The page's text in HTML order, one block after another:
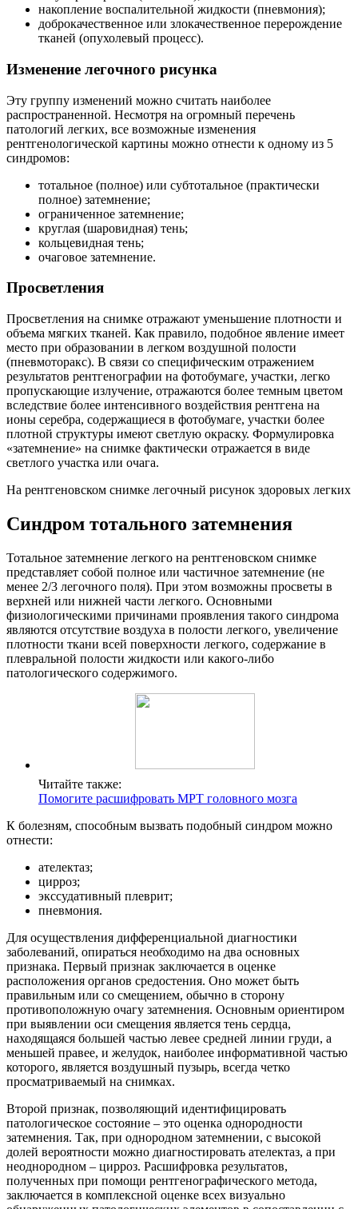
накопление воспалительной жидкости (пневмония);
доброкачественное или злокачественное перерождение
тканей (опухолевый процесс).
Изменение легочного рисунка
Эту группу изменений можно считать наиболее
распространенной. Несмотря на огромный перечень
патологий легких, все возможные изменения
рентгенологической картины можно отнести к одному из 5
синдромов:
тотальное (полное) или субтотальное (практически
полное) затемнение;
ограниченное затемнение;
круглая (шаровидная) тень;
кольцевидная тень;
очаговое затемнение.
Просветления
Просветления на снимке отражают уменьшение плотности и
объема мягких тканей. Как правило, подобное явление имеет
место при образовании в легком воздушной полости
(пневмоторакс). В связи со специфическим отражением
результатов рентгенографии на фотобумаге, участки, легко
пропускающие излучение, отражаются более темным цветом
вследствие более интенсивного воздействия рентгена на
ионы серебра, содержащиеся в фотобумаге, участки более
плотной структуры имеют светлую окраску. Формулировка
«затемнение» на снимке фактически отражается в виде
светлого участка или очага.
На рентгеновском снимке легочный рисунок здоровых легких
Синдром тотального затемнения
Тотальное затемнение легкого на рентгеновском снимке
представляет собой полное или частичное затемнение (не
менее 2/3 легочного поля). При этом возможны просветы в
верхней или нижней части легкого. Основными
физиологическими причинами проявления такого синдрома
являются отсутствие воздуха в полости легкого, увеличение
плотности ткани всей поверхности легкого, содержание в
плевральной полости жидкости или какого-либо
патологического содержимого.
Читайте также:
Помогите расшифровать МРТ головного мозга
К болезням, способным вызвать подобный синдром можно
отнести:
ателектаз;
цирроз;
экссудативный плеврит;
пневмония.
Для осуществления дифференциальной диагностики
заболеваний, опираться необходимо на два основных
признака. Первый признак заключается в оценке
расположения органов средостения. Оно может быть
правильным или со смещением, обычно в сторону
противоположную очагу затемнения. Основным ориентиром
при выявлении оси смещения является тень сердца,
находящаяся большей частью левее средней линии груди, а
меньшей правее, и желудок, наиболее информативной частью
которого, является воздушный пузырь, всегда четко
просматриваемый на снимках.
Второй признак, позволяющий идентифицировать
патологическое состояние – это оценка однородности
затемнения. Так, при однородном затемнении, с высокой
долей вероятности можно диагностировать ателектаз, а при
неоднородном – цирроз. Расшифровка результатов,
полученных при помощи рентгенографического метода,
заключается в комплексной оценке всех визуально